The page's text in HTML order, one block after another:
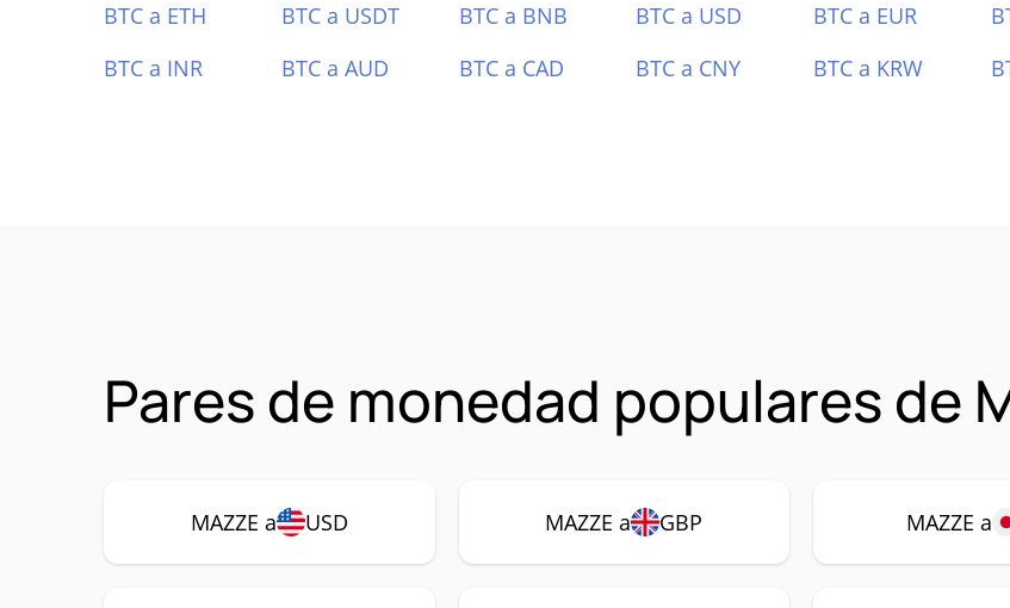
BTC a ETH BTC a USDT BTC a BNB BTC a USD BTC a EUR
BTC a INR
BTC a AUD BTC a CAD BTC a CNY BTC a KRW
Pares de monedad populares de
MAZZE a USD MAZZE a GBP MAZZE a